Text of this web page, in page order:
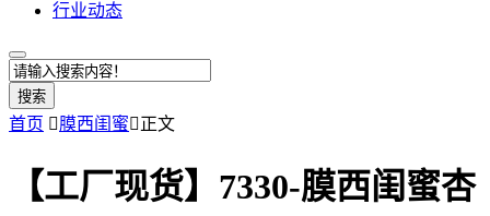
行业动态
搜索
首页 膜西闺蜜正文
【工厂现货】7330-膜西闺蜜杏